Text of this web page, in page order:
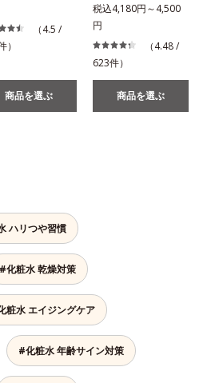
（4.5 /
）
商品を選ぶ
税込4,180円～4,500
円
（4.48 /
623件）
商品を選ぶ
ハリつや習慣
#化粧水 乾燥対策
粧水 エイジングケア
#化粧水 年齢サイン対策